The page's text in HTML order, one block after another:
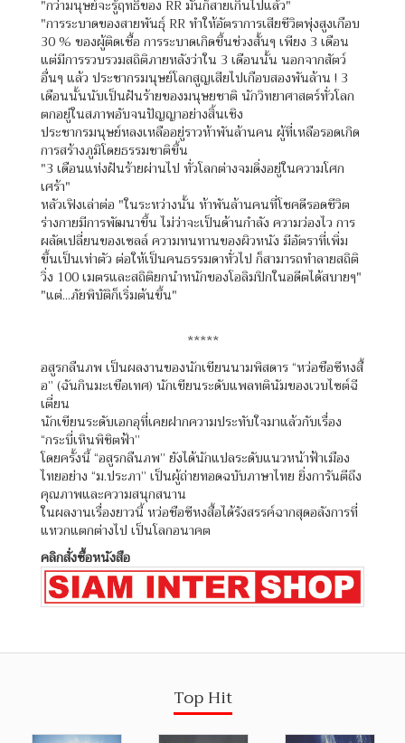
"กว่ามนุษย์จะรู้ฤทธิ์ของ RR มันก็สายเกินไปแล้ว"
"การระบาดของสายพันธุ์ RR ทำให้อัตราการเสียชีวิตพุ่งสูงเกือบ
30 % ของผู้ติดเชื้อ การระบาดเกิดขึ้นช่วงสั้นๆ เพียง 3 เดือน
แต่มีการรวบรวมสถิติภายหลังว่าใน 3 เดือนนั้น นอกจากสัตว์
อื่นๆ แล้ว ประชากรมนุษย์โลกสูญเสียไปเกือบสองพันล้าน ! 3
เดือนนั้นนับเป็นฝันร้ายของมนุษยชาติ นักวิทยาศาสตร์ทั่วโลก
ตกอยู่ในสภาพอับจนปัญญาอย่างสิ้นเชิง
ประชากรมนุษย์หลงเหลืออยู่ราวห้าพันล้านคน ผู้ที่เหลือรอดเกิด
การสร้างภูมิโดยธรรมชาติขึ้น
"3 เดือนแห่งฝันร้ายผ่านไป ทั่วโลกต่างจมดิ่งอยู่ในความโศก
เศร้า"
หลัวเฟิงเล่าต่อ "ในระหว่างนั้น ห้าพันล้านคนที่โชคดีรอดชีวิต
ร่างกายมีการพัฒนาขึ้น ไม่ว่าจะเป็นด้านกำลัง ความว่องไว การ
ผลัดเปลี่ยนของเซลล์ ความทนทานของผิวหนัง มีอัตราที่เพิ่ม
ขึ้นเป็นเท่าตัว ต่อให้เป็นคนธรรมดาทั่วไป ก็สามารถทำลายสถิติ
วิ่ง 100 เมตรและสถิติยกนำหนักของโอลิมปิกในอดีตได้สบายๆ"
"แต่...ภัยพิบัติก็เริ่มต้นขึ้น"
*****
อสูรกลืนภพ เป็นผลงานของนักเขียนนามพิสดาร “หว่อชือซีหงสื้
อ” (ฉันกินมะเขือเทศ) นักเขียนระดับแพลทตินัมของเวบไซต์ฉี
เตี่ยน
นักเขียนระดับเอกอุที่เคยฝากความประทับใจมาแล้วกับเรื่อง
“กระบี่เหินพิชิตฟ้า”
โดยครั้งนี้ “อสูรกลืนภพ” ยังได้นักแปลระดับแนวหน้าฟ้าเมือง
ไทยอย่าง “ม.ประภา” เป็นผู้ถ่ายทอดฉบับภาษาไทย ยิ่งการันตีถึง
คุณภาพและความสนุกสนาน
ในผลงานเรื่องยาวนี้ หว่อชือซีหงสื้อได้รังสรรค์ฉากสุดอลังการที่
แหวกแตกต่างไป เป็นโลกอนาคต
คลิกสั่งซื้อหนังสือ
Top Hit